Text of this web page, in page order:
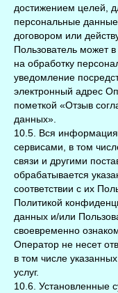
достижением целей,
персональные
договором или
Пользователь может
на обработку
уведомление
электронный адрес
пометкой «Отзыв
данных».
10.5. Вся
сервисами, в том
связи и другими
обрабатывается
соответствии с их
Политикой
данных и/или
своевременно
Оператор не несет
в том числе
услуг.
10.6. Установленные